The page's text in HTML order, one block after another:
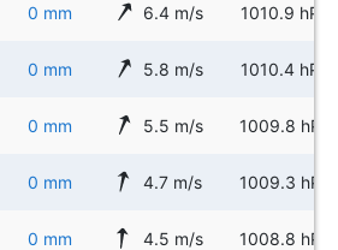
0 mm 6.4 m/s 1010.9 hPa
0 mm 5.8 m/s 1010.4 hPa
0 mm 5.5 m/s 1009.8 hPa
0 mm 4.7 m/s 1009.3 hPa
0 mm 4.5 m/s 1008.8 hPa